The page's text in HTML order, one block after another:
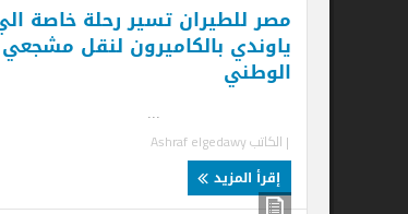
مصر للطيران تسير رحلة خاصة الي مطار
ياوندي بالكاميرون لنقل مشجعي المنتخب
Ashraf elgedawy